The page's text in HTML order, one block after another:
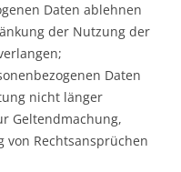
Daten ablehnen
der Nutzung der
Daten
nicht länger
Geltendmachung,
von Rechtsansprüchen